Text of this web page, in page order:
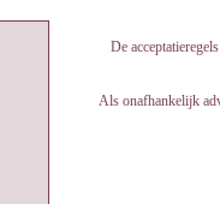
De
Als onafhankelijk